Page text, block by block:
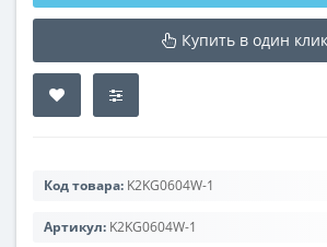
Купить в один клик
Код товара: K2KG0604W-1
Артикул: K2KG0604W-1